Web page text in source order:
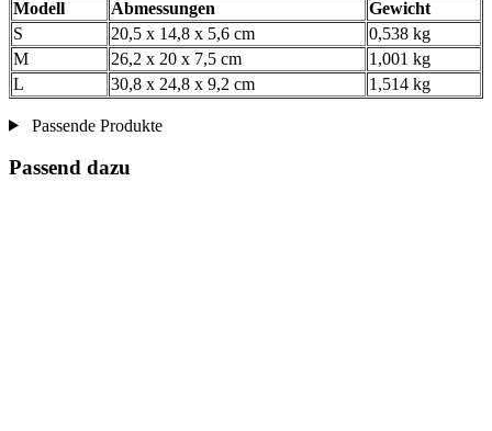
Modell Abmessungen
Gewicht
S
20,5 x 14,8 x 5,6 cm
0,538 kg
M
26,2 x 20 x 7,5 cm
1,001 kg
L
30,8 x 24,8 x 9,2 cm 1,514 kg
Passende Produkte
Passend dazu